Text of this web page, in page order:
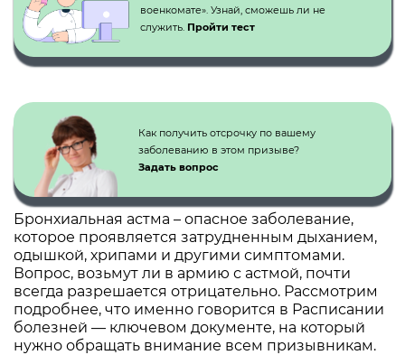
военкомате». Узнай, сможешь ли не
служить. Пройти тест
Как получить отсрочку по вашему
заболеванию в этом призыве?
Задать вопрос
Бронхиальная астма – опасное заболевание,
которое проявляется затрудненным дыханием,
одышкой, хрипами и другими симптомами.
Вопрос, возьмут ли в армию с астмой, почти
всегда разрешается отрицательно. Рассмотрим
подробнее, что именно говорится в Расписании
болезней — ключевом документе, на который
нужно обращать внимание всем призывникам.